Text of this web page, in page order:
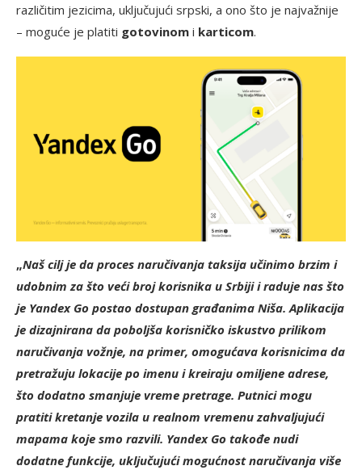
različitim jezicima, uključujući srpski, a ono što je najvažnije
– moguće je platiti gotovinom i karticom.
„Naš cilj je da proces naručivanja taksija učinimo brzim i
udobnim za što veći broj korisnika u Srbiji i raduje nas što
je Yandex Go postao dostupan građanima Niša. Aplikacija
je dizajnirana da poboljša korisničko iskustvo prilikom
naručivanja vožnje, na primer, omogućava korisnicima da
pretražuju lokacije po imenu i kreiraju omiljene adrese,
što dodatno smanjuje vreme pretrage. Putnici mogu
pratiti kretanje vozila u realnom vremenu zahvaljujući
mapama koje smo razvili. Yandex Go takođe nudi
dodatne funkcije, uključujući mogućnost naručivanja više